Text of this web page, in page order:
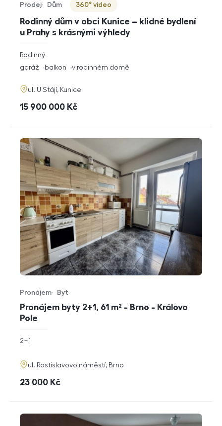
Rodinný dům v obci Kunice – klidné bydlení
u Prahy s krásnými výhledy
Typ nabídky
Prodej
Typ nemovitosti
Dům
Virtuální prohlídka
360° video
rozměry
dispozice
Rodinný
funkce
garáž balkon v rodinném domě
adresa
ul. U Stájí, Kunice
cena
15 900 000 Kč
Pronájem byty 2+1, 61 m² - Brno - Královo
Pole
Typ nabídky
Pronájem
Typ nemovitosti
Byt
rozměry
dispozice
2+1
adresa
ul. Rostislavovo náměstí, Brno
cena
23 000 Kč